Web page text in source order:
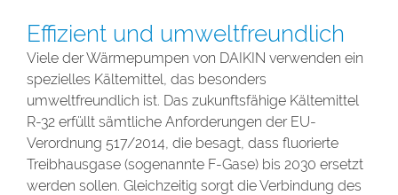
Effizient und umweltfreundlich
Viele der Wärmepumpen von DAIKIN verwenden ein
spezielles Kältemittel, das besonders
umweltfreundlich ist. Das zukunftsfähige Kältemittel
R-32 erfüllt sämtliche Anforderungen der EU-
Verordnung 517/2014, die besagt, dass fluorierte
Treibhausgase (sogenannte F-Gase) bis 2030 ersetzt
werden sollen. Gleichzeitig sorgt die Verbindung des